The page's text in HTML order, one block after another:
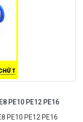
PE10 PE12 PE16
PE10 PE12 PE16